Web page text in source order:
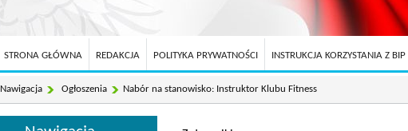
STRONA GŁÓWNA REDAKCJA POLITYKA PRYWATNOŚCI INSTRUKCJA KORZYSTANIA Z BIP
Nawigacja Ogłoszenia Nabór na stanowisko: Instruktor Klubu Fitness